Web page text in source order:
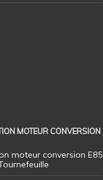
MOTEUR CONVERSION
moteur conversion E85